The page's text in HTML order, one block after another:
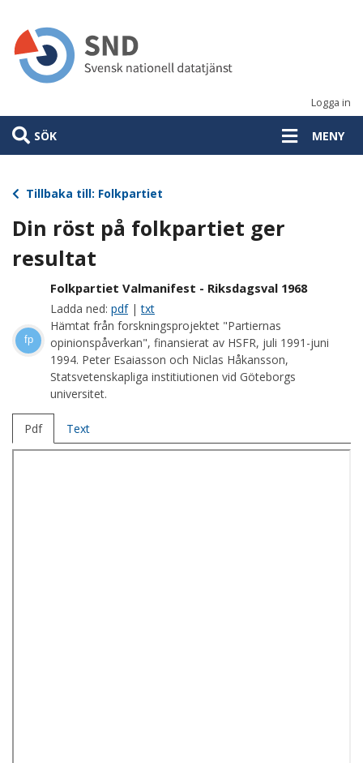
huvudinnehåll
Logga in
SÖK MENY
Tillbaka till: Folkpartiet
Din röst på folkpartiet ger
resultat
fp
Folkpartiet Valmanifest - Riksdagsval 1968
Ladda ned: pdf|txt
Hämtat från forskningsprojektet "Partiernas
opinionspåverkan", finansierat av HSFR, juli 1991-juni
1994. Peter Esaiasson och Niclas Håkansson,
Statsvetenskapliga institiutionen vid Göteborgs
universitet.
Pdf Text